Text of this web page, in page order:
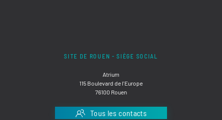
SITE DE ROUEN - SIÈGE SOCIAL
Atrium
115 Boulevard de l'Europe
76100 Rouen
Tous les contacts